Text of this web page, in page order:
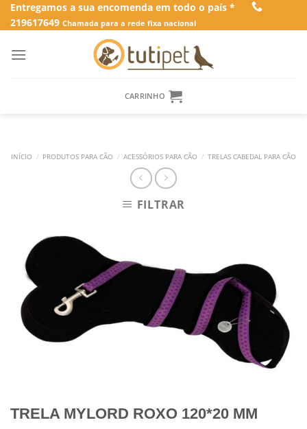
SkipEntregamos a sua encomenda em todo o país *
219617649 Chamada para a rede fixa nacional
CARRINHO
INÍCIO / PRODUTOS PARA CÃO / ACESSÓRIOS PARA CÃO / TRELAS CABEDAL PARA CÃO
FILTRAR
TRELA MYLORD ROXO 120*20 MM